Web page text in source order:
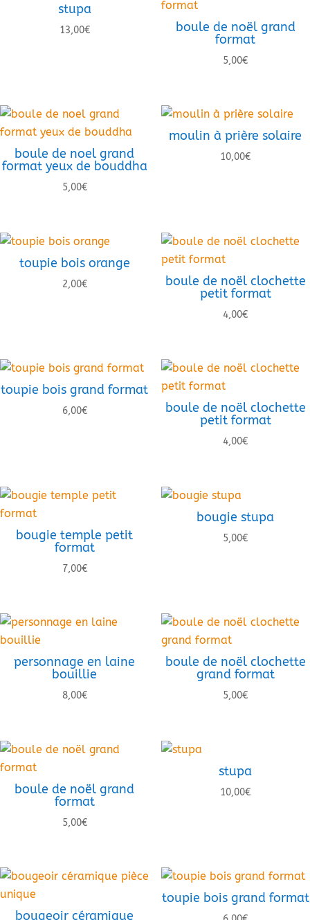
stupa
13,00€
boule de noël grand
format
5,00€
boule de noel grand
format yeux de bouddha
5,00€
moulin à prière solaire
10,00€
toupie bois orange
2,00€
boule de noël clochette
petit format
4,00€
toupie bois grand format
6,00€
boule de noël clochette
petit format
4,00€
bougie temple petit
format
7,00€
bougie stupa
5,00€
personnage en laine
bouillie
8,00€
boule de noël clochette
grand format
5,00€
boule de noël grand
format
5,00€
stupa
10,00€
bougeoir céramique
toupie bois grand format